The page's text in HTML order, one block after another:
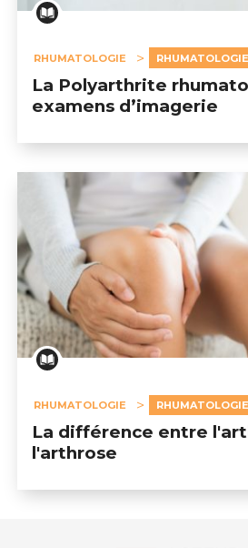
RHUMATOLOGIE RHUMATOLOGIE
La Polyarthrite
examens d’imagerie
RHUMATOLOGIE RHUMATOLOGIE
La différence entre
l'arthrose